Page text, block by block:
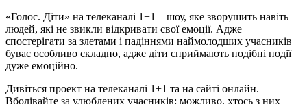
«Голос. Діти» на телеканалі 1+1 – шоу, яке зворушить навіть
людей, які не звикли відкривати свої емоції. Адже
спостерігати за злетами і падіннями наймолодших учасників
буває особливо складно, адже діти сприймають подібні події
дуже емоційно.
Дивіться проект на телеканалі 1+1 та на сайті онлайн.
Вболівайте за улюблених учасників: можливо, хтось з них